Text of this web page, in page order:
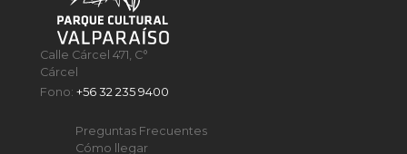
Calle Cárcel 471, C°
Cárcel
Fono:+56 32 235 9400
Preguntas Frecuentes
Cómo llegar